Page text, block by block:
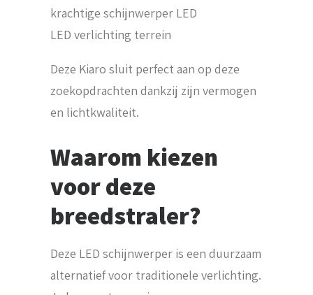
krachtige schijnwerper LED
LED verlichting terrein
Deze Kiaro sluit perfect aan op deze
zoekopdrachten dankzij zijn vermogen
en lichtkwaliteit.
Waarom kiezen
voor deze
breedstraler?
Deze LED schijnwerper is een duurzaam
alternatief voor traditionele verlichting.